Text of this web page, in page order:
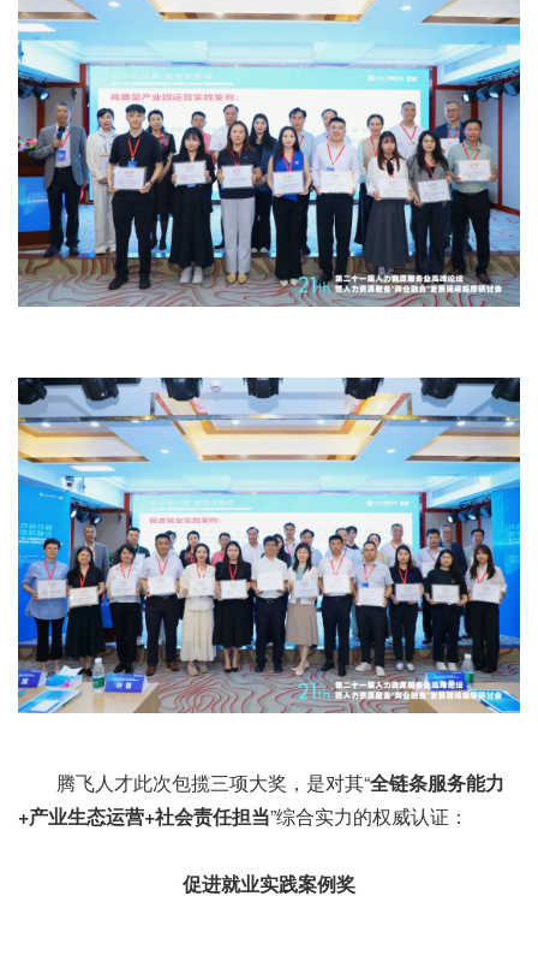
腾飞人才此次包揽三项大奖，是对其“全链条服务能力
+产业生态运营+社会责任担当”综合实力的权威认证：
促进就业实践案例奖